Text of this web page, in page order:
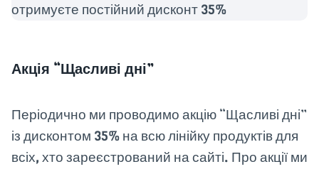
отримуєте постійний дисконт 35%
Акція “Щасливі дні”
Періодично ми проводимо акцію “Щасливі дні”
із дисконтом 35% на всю лінійку продуктів для
всіх, хто зареєстрований на сайті. Про акції ми